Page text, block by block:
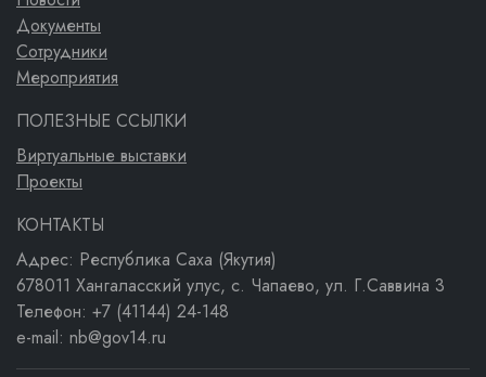
Документы
Сотрудники
Мероприятия
ПОЛЕЗНЫЕ ССЫЛКИ
Виртуальные выставки
Проекты
КОНТАКТЫ
Адрес: Республика Саха (Якутия)
678011 Хангаласский улус, с. Чапаево, ул. Г.Саввина 3
Телефон: +7 (41144) 24-148
e-mail: nb@gov14.ru